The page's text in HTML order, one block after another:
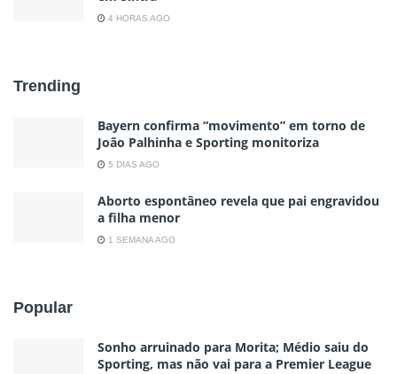
4 HORAS AGO
Trending
Bayern confirma “movimento” em torno de
João Palhinha e Sporting monitoriza
5 DIAS AGO
Aborto espontâneo revela que pai engravidou
a filha menor
1 SEMANA AGO
Popular
Sonho arruinado para Morita; Médio saiu do
Sporting, mas não vai para a Premier League